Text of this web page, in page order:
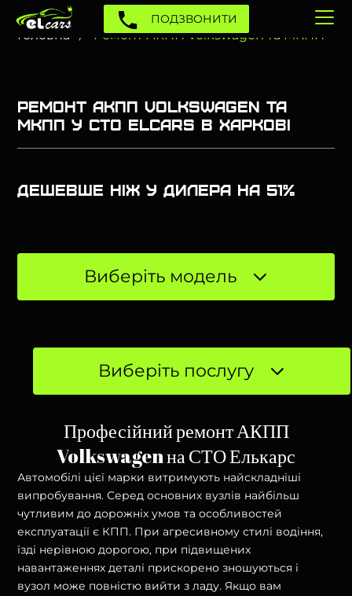
ПОДЗВОНИТИ
Головна Ремонт АКПП Volkswagen та МКПП
Ремонт АКПП Volkswagen та
МКПП у СТО Elcars в Харкові
Дешевше ніж у дилера на 51%
Виберіть модель
Виберіть послугу
Професійний ремонт АКПП
Volkswagen на СТО Елькарс
Автомобілі цієї марки витримують найскладніші
випробування. Серед основних вузлів найбільш
чутливим до дорожніх умов та особливостей
експлуатації є КПП. При агресивному стилі водіння,
їзді нерівною дорогою, при підвищених
навантаженнях деталі прискорено зношуються і
вузол може повністю вийти з ладу. Якщо вам